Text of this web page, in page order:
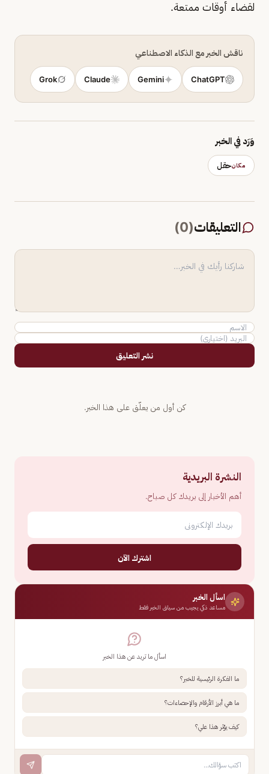
لقضاء أوقات ممتعة.
ناقش الخبر مع الذكاء الاصطناعي
ChatGPT
Gemini
Claude
Grok
وَرَد في الخبر
مكانحقل
التعليقات(
0
)
نشر التعليق
كن أول من يعلّق على هذا الخبر.
النشرة البريدية
أهم الأخبار إلى بريدك كل صباح.
اشترك الآن
اسأل الخبر
مساعد ذكي يجيب من سياق الخبر فقط
اسأل ما تريد عن هذا الخبر
ما الفكرة الرئيسية للخبر؟
ما هي أبرز الأرقام والإحصاءات؟
كيف يؤثر هذا علي؟